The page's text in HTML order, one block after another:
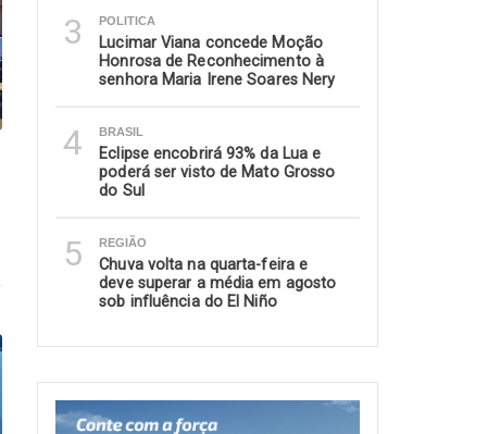
3 POLITICA
Lucimar Viana concede Moção
Honrosa de Reconhecimento à
senhora Maria Irene Soares Nery
4 BRASIL
Eclipse encobrirá 93% da Lua e
poderá ser visto de Mato Grosso
do Sul
5 REGIÃO
Chuva volta na quarta-feira e
deve superar a média em agosto
sob influência do El Niño